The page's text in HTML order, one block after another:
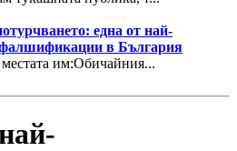
една от най-
в България
им:Обичайния...